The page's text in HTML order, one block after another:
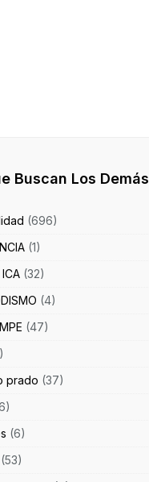
Buscan Los Demás
(696)
(1)
ICA (32)
(4)
(47)
prado (37)
(6)
(53)